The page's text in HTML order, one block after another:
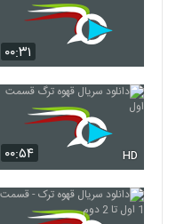
۰۰:۳۱
۰۰:۵۴ HD